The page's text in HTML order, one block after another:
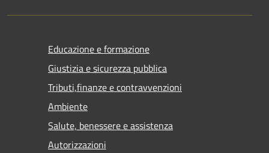
Educazione e formazione
Giustizia e sicurezza pubblica
Tributi,finanze e contravvenzioni
Ambiente
Salute, benessere e assistenza
Autorizzazioni